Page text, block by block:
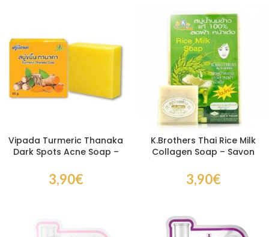
Vipada Turmeric Thanaka
Dark Spots Acne Soap –
Taches au Curcuma
3,90€
K.Brothers Thai Rice Milk
Collagen Soap – Savon
et Collagène 60 gr
3,90€